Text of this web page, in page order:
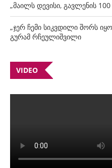
„მაილს დევისი, გავლენის
„ჯერ ჩემი სიკვდილი შორს
გურამ რჩეულიშვილი
VIDEO